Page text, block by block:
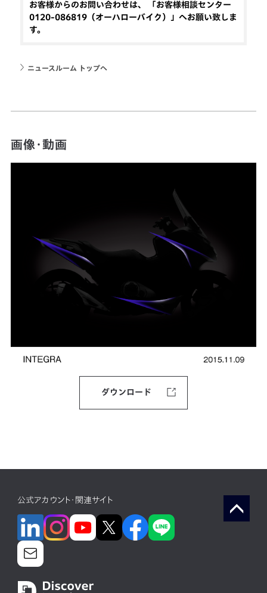
お客様からのお問い合わせは、 「お客様相談センター
0120-086819（オーハローバイク）」へお願い致しま
す。
ニュースルーム トップへ
画像・動画
ダウンロード
公式アカウント・関連サイト